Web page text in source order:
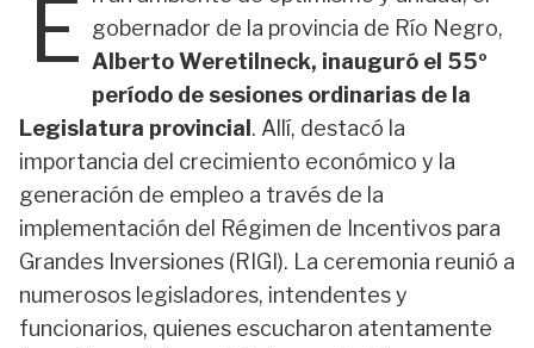
E
gobernador de la provincia de Río Negro,
Alberto Weretilneck, inauguró el 55º
período de sesiones ordinarias de la
Legislatura provincial . Allí, destacó la
importancia del crecimiento económico y la
generación de empleo a través de la
implementación del Régimen de Incentivos para
Grandes Inversiones (RIGI). La ceremonia reunió a
numerosos legisladores, intendentes y
funcionarios, quienes escucharon atentamente